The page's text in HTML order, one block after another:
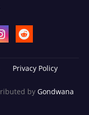
Privacy Policy
by Gondwana